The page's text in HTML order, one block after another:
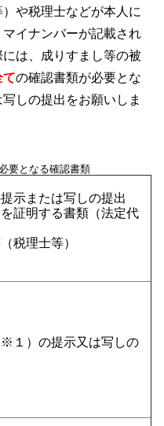
や税理士などが本人に
イナンバーが記載され
は、成りすまし等の被
ての確認書類が必要とな
しの提出をお願いしま
要となる確認書類
示または写しの提出
証明する書類（法定代
税理士等）
１）の提示又は写しの